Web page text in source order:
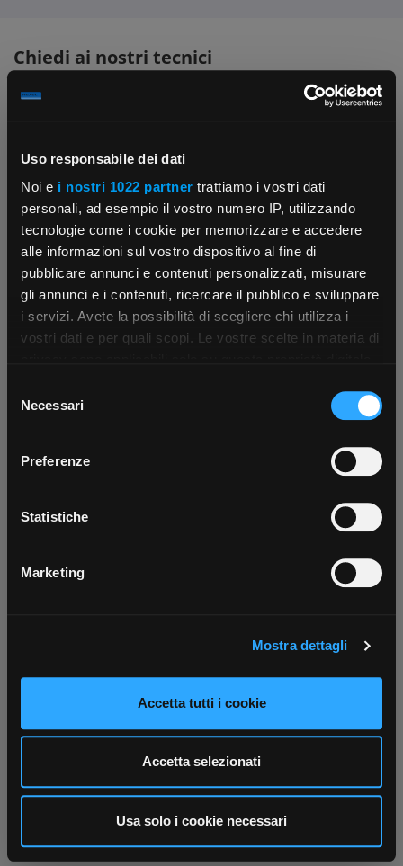
Uso responsabile dei dati
Noi e i nostri 1022 partner trattiamo i vostri dati
personali, ad esempio il vostro numero IP, utilizzando
tecnologie come i cookie per memorizzare e accedere
alle informazioni sul vostro dispositivo al fine di
pubblicare annunci e contenuti personalizzati, misurare
gli annunci e i contenuti, ricercare il pubblico e sviluppare
i servizi. Avete la possibilità di scegliere chi utilizza i
vostri dati e per quali scopi. Le vostre scelte in materia di
modificare o revocare il proprio consenso in qualsiasi
momento dalla Dichiarazione sui cookie o facendo clic
raccogliere informazioni sulla tua posizione
geografica, con un'approssimazione di qualche
Identificare il tuo dispositivo, scansionandolo
Approfondisci come vengono elaborati i tuoi dati personali
dalla Dichiarazione sui cookie.
Utilizziamo i cookie per personalizzare contenuti ed
analizzare il nostro traffico. Condividiamo inoltre
informazioni sul modo in cui utilizza il nostro sito con i
nostri partner che si occupano di analisi dei dati web,
pubblicità e social media, i quali potrebbero combinarle
delNecessari
Preferenze
Statistiche
Marketing
Mostra dettagli
Accetta tutti i cookie
Accetta selezionati
Usa solo i cookie necessari
×
App Rexel Italia
tutti i servizi ovunque tu sia!
Scarica ora
Chiedi ai nostri tecnici
Contattaci
Parla con il customer care dedicato
Fissa una consulenza
Ti affiancheremo passo dopo passo
dedicato